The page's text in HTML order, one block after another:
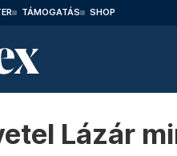
TÁMOGATÁS SHOP
Lázár